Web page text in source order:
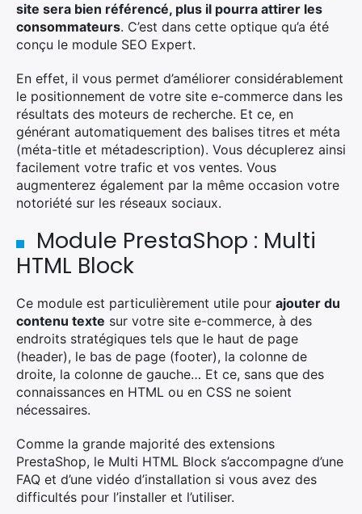
site sera bien référencé, plus il pourra attirer les
consommateurs. C’est dans cette optique qu’a été
conçu le module SEO Expert.
En effet, il vous permet d’améliorer considérablement
le positionnement de votre site e-commerce dans les
résultats des moteurs de recherche. Et ce, en
générant automatiquement des balises titres et méta
(méta-title et métadescription). Vous décuplerez ainsi
facilement votre trafic et vos ventes. Vous
augmenterez également par la même occasion votre
notoriété sur les réseaux sociaux.
Module PrestaShop : Multi
HTML Block
Ce module est particulièrement utile pour ajouter du
contenu texte sur votre site e-commerce, à des
endroits stratégiques tels que le haut de page
(header), le bas de page (footer), la colonne de
droite, la colonne de gauche… Et ce, sans que des
connaissances en HTML ou en CSS ne soient
nécessaires.
Comme la grande majorité des extensions
PrestaShop, le Multi HTML Block s’accompagne d’une
FAQ et d’une vidéo d’installation si vous avez des
difficultés pour l’installer et l’utiliser.